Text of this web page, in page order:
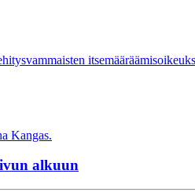
Kangas.
alkuun